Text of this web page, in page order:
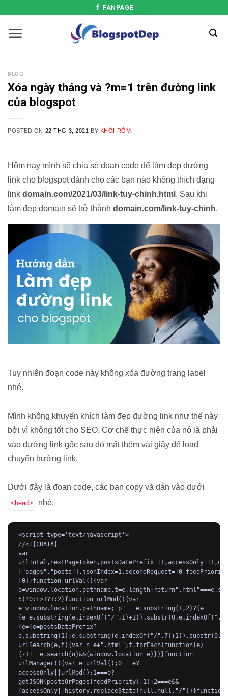
FANPAGE
BLOG
Xóa ngày tháng và ?m=1 trên đường link
của blogspot
POSTED ON 22 THG 3, 2021 BY KHÔI RÒM
Hôm nay mình sẽ chia sẻ đoạn code để làm đẹp đường
link cho blogspot dành cho các bạn nào không thích dạng
link domain.com/2021/03/link-tuy-chinh.html . Sau khi
làm đẹp domain sẽ trở thành domain.com/link-tuy-chinh.
Tuy nhiên đoạn code này không xóa đường trang label
nhé.
Mình không khuyến khích làm đẹp đường link như thế này
bởi vì không tốt cho SEO. Cơ chế thực hiện của nó là phải
vào đường link gốc sau đó mất thêm vài giây để load
chuyển hướng link.
Dưới đây là đoạn code, các bạn copy và dán vào dưới
<head> nhé.
<script type='text/javascript'>
//<![CDATA[
var
[0];function urlVal(){var
5)?0:t>1?1:2}function urlMod(){var
e=window.location.pathname;"p"===e.substring(1,2)?(e=
(e=e.substring(e.indexOf("/
(e=(e=postsDatePrefix?
e.substring(1):e.substring(e.indexOf("/
urlSearch(e,t){var n=e+".html";t.forEach(function(e)
{-1!==e.search(n)&&(window.location=e)})}function
urlManager(){var e=urlVal();0===e?
accessOnly||urlMod():1===e?
getJSON(postsOrPages[feedPriority],1):2===e&&
(accessOnly||history.replaceState(null,null,"/"))}function